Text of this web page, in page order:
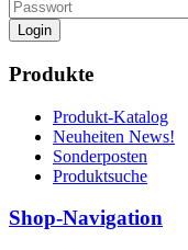
Login
Produkte
Produkt-Katalog
Neuheiten News!
Sonderposten
Produktsuche
Shop-Navigation